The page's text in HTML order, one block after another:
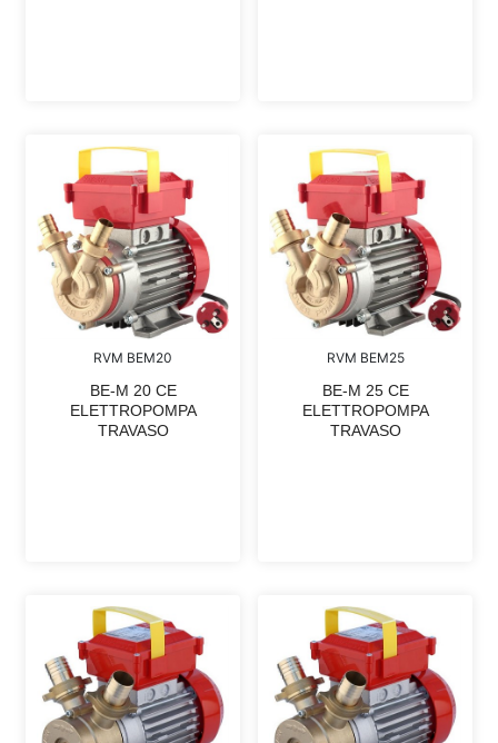
RVM BEM20
BE-M 20 CE
ELETTROPOMPA
TRAVASO
RVM BEM25
BE-M 25 CE
ELETTROPOMPA
TRAVASO